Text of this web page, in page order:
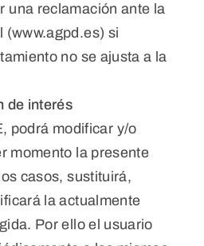
una reclamación ante la
(www.agpd.es) si
no se ajusta a la
de interés
podrá modificar y/o
momento la presente
casos, sustituirá,
la actualmente
Por ello el usuario